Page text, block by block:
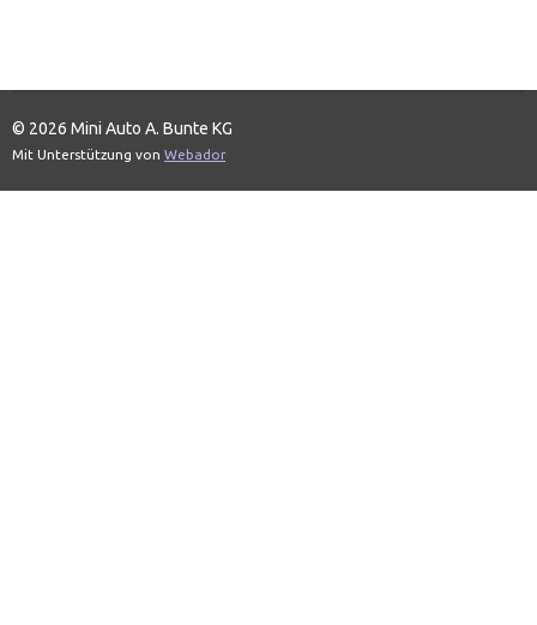
n
n
n
n
© 2026 Mini Auto A. Bunte KG
Mit Unterstützung von Webador